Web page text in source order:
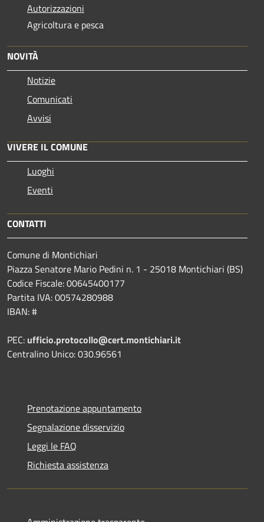
Autorizzazioni
Agricoltura e pesca
NOVITÀ
Notizie
Comunicati
Avvisi
VIVERE IL COMUNE
Luoghi
Eventi
CONTATTI
Comune di Montichiari
Piazza Senatore Mario Pedini n. 1 - 25018 Montichiari (BS)
Codice Fiscale: 00645400177
Partita IVA: 00574280988
IBAN: #
PEC: ufficio.protocollo@cert.montichiari.it
Centralino Unico: 030.96561
Prenotazione appuntamento
Segnalazione disservizio
Leggi le FAQ
Richiesta assistenza